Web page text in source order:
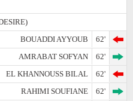
BOUADDI AYYOUB
62'
AMRABAT SOFYAN
62'
EL KHANNOUSS BILAL
62'
RAHIMI SOUFIANE
62'